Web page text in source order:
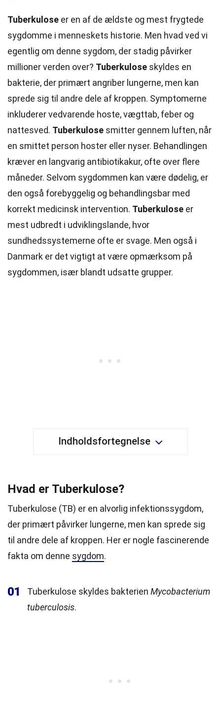
Tuberkulose er en af de ældste og mest frygtede
sygdomme i menneskets historie. Men hvad ved vi
egentlig om denne sygdom, der stadig påvirker
millioner verden over? Tuberkulose skyldes en
bakterie, der primært angriber lungerne, men kan
sprede sig til andre dele af kroppen. Symptomerne
inkluderer vedvarende hoste, vægttab, feber og
nattesved. Tuberkulose smitter gennem luften, når
en smittet person hoster eller nyser. Behandlingen
kræver en langvarig antibiotikakur, ofte over flere
måneder. Selvom sygdommen kan være dødelig, er
den også forebyggelig og behandlingsbar med
korrekt medicinsk intervention. Tuberkulose er
mest udbredt i udviklingslande, hvor
sundhedssystemerne ofte er svage. Men også i
Danmark er det vigtigt at være opmærksom på
sygdommen, især blandt udsatte grupper.
Indholdsfortegnelse
Hvad er Tuberkulose?
Tuberkulose (TB) er en alvorlig infektionssygdom,
der primært påvirker lungerne, men kan sprede sig
til andre dele af kroppen. Her er nogle fascinerende
fakta om denne sygdom.
01 Tuberkulose skyldes bakterien Mycobacterium
tuberculosis.